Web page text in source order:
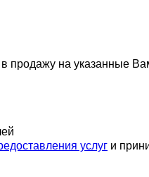
продажу на указанные
услуг и